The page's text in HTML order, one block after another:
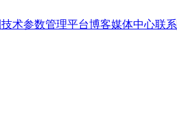
技术参数管理平台博客媒体中心联系